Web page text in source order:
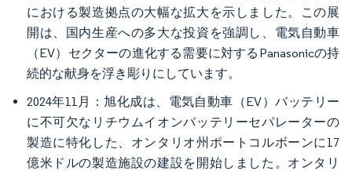
における製造拠点の大幅な拡大を示しました。この展
開は、国内生産への多大な投資を強調し、電気自動車
（EV）セクターの進化する需要に対するPanasonicの持
続的な献身を浮き彫りにしています。
2024年11月：旭化成は、電気自動車（EV）バッテリー
に不可欠なリチウムイオンバッテリーセパレーターの
製造に特化した、オンタリオ州ポートコルボーンに17
億米ドルの製造施設の建設を開始しました。オンタリ